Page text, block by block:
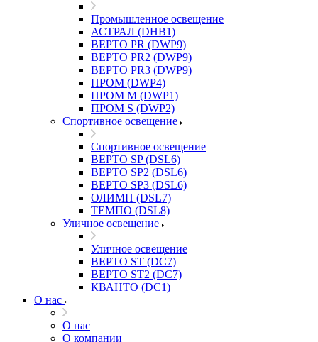
Промышленное освещение
АСТРАЛ (DHB1)
ВЕРТО PR (DWP9)
ВЕРТО PR2 (DWP9)
ВЕРТО PR3 (DWP9)
ПРОМ (DWP4)
ПРОМ M (DWP1)
ПРОМ S (DWP2)
Спортивное освещение
Спортивное освещение
ВЕРТО SP (DSL6)
ВЕРТО SP2 (DSL6)
ВЕРТО SP3 (DSL6)
ОЛИМП (DSL7)
ТЕМПО (DSL8)
Уличное освещение
Уличное освещение
ВЕРТО ST (DC7)
ВЕРТО ST2 (DC7)
КВАНТО (DC1)
О нас
О нас
О компании